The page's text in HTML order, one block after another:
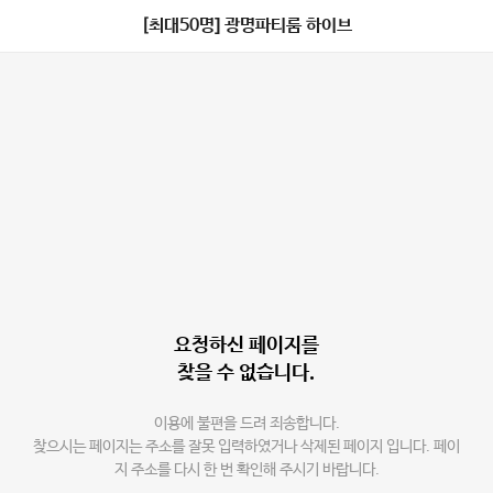
[최대50명] 광명파티룸 하이브
요청하신 페이지를
찾을 수 없습니다.
이용에 불편을 드려 죄송합니다.
찾으시는 페이지는 주소를 잘못 입력하였거나 삭제된 페이지 입니다. 페이
지 주소를 다시 한 번 확인해 주시기 바랍니다.